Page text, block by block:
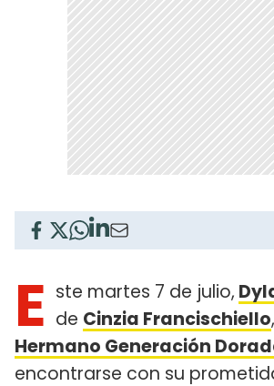
E ste martes 7 de julio,
de Cinzia Francischiello
Hermano Generación
encontrarse con su